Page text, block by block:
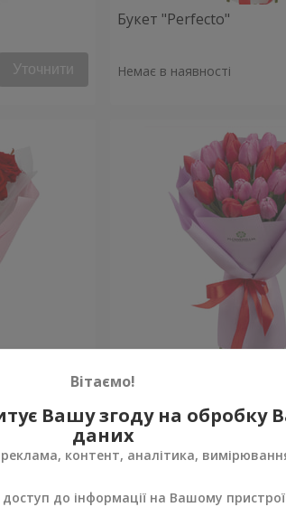
Уточнити
Букет "Perfecto"
Немає в наявності
Уточнити Немає в наявності
Вітаємо!
Вашу згоду на обробку
даних
контент, аналітика,
до інформації на Вашому пристрої